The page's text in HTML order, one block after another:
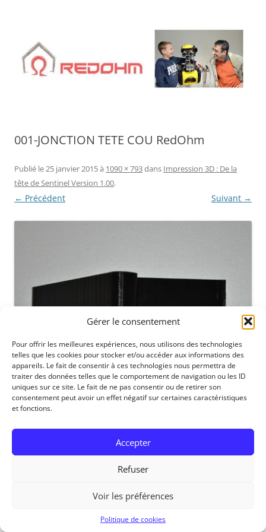
Gérer le consentement
Pour offrir les meilleures expériences, nous utilisons des technologies
telles que les cookies pour stocker et/ou accéder aux informations des
appareils. Le fait de consentir à ces technologies nous permettra de
traiter des données telles que le comportement de navigation ou les ID
uniques sur ce site. Le fait de ne pas consentir ou de retirer son
consentement peut avoir un effet négatif sur certaines caractéristiques
et fonctions.
Accepter
Refuser
Voir les préférences
Politique de cookies
001-JONCTION TETE COU RedOhm
Publié le 25 janvier 2015à 1090 × 793dans Impression 3D : De la
tête de Sentinel Version 1.00.
← Précédent Suivant →
RedOhm, 2014